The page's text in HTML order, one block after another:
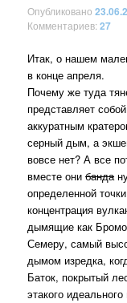
Опубликовано
Комментариев:27
Итак, о нашем
в конце апреля.
Почему же туда
представляет
аккуратным
серный дым, а
вовсе нет? А все
вместе онибанда
определенной
концентрация
дымящие как
Семеру, самый
дымом изредка,
Баток, покрытый
этакого